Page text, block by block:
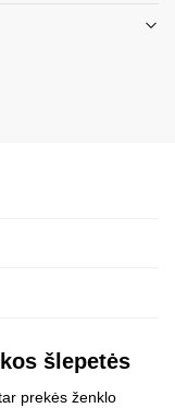
šlepetės
prekės ženklo